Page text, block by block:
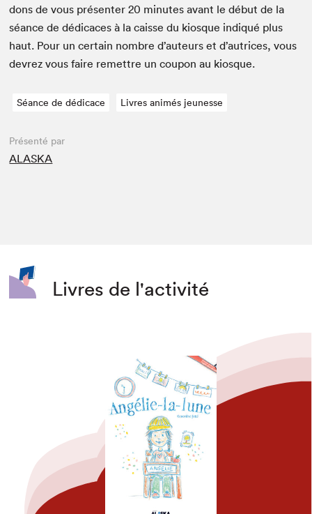
dons de vous présen­ter20 min­utes avant le début de la
séance de dédi­caces à la caisse du kiosque indiqué plus
haut. Pour un cer­tain nom­bre d’auteurs et d’autrices, vous
devrez vous faire remet­tre un coupon au kiosque.
Séance de dédicace Livres animés jeunesse
Présenté par
ALASKA
Livres de l'activité